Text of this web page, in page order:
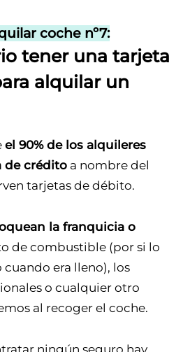
coche nº7:
tener una tarjeta
alquilar un
el 90% de los alquileres
de créditoa nombre del
tarjetas de débito.
la franquicia o
de combustible (por si lo
era lleno), los
o cualquier otro
al recoger el coche.
ningún seguro hay